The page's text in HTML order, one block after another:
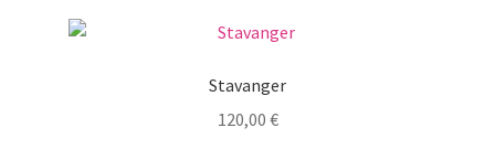
Stavanger
120,00 €